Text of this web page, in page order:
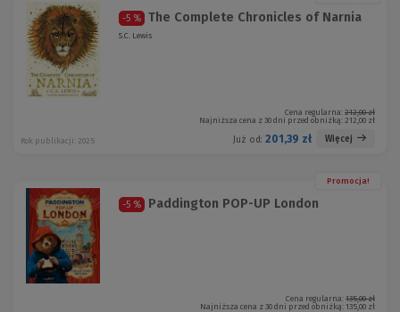
-5 % The Complete Chronicles of Narnia
S.C. Lewis
Cena regularna: 212,00 zł
Najniższa cena z 30 dni przed obniżką: 212,00 zł
Już od: 201,39 zł Więcej
Rok publikacji: 2025
Promocja!
-5 % Paddington POP-UP London
Cena regularna: 135,00 zł
Najniższa cena z 30 dni przed obniżką: 135,00 zł